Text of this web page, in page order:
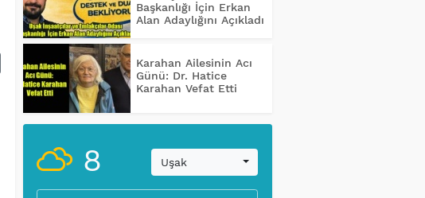
Başkanlığı İçin Erkan
Alan Adaylığını Açıkladı
Karahan Ailesinin Acı
Günü: Dr. Hatice
Karahan Vefat Etti
8 Uşak